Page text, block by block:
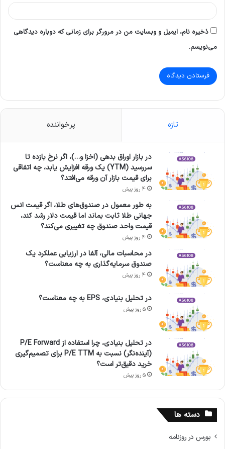
ذخیره نام، ایمیل و وبسایت من در مرورگر برای زمانی که دوباره دیدگاهی
می‌نویسم.
تازه پرخواننده
در بازار اوراق بدهی (اخزا و…)، اگر نرخ بازده تا
سررسید (YTM) یک ورقه افزایش یابد، چه اتفاقی
برای قیمت بازار آن ورقه می‌افتد؟
4 روز پیش
به طور معمول در صندوق‌های طلا، اگر قیمت انس
جهانی طلا ثابت بماند اما قیمت دلار رشد کند،
قیمت واحد صندوق چه تغییری می‌کند؟
4 روز پیش
در محاسبات مالی، آلفا در ارزیابی عملکرد یک
صندوق سرمایه‌گذاری به چه معناست؟
4 روز پیش
در تحلیل بنیادی، EPS به چه معناست؟
5 روز پیش
در تحلیل بنیادی، چرا استفاده از P/E Forward
(آینده‌نگر) نسبت به P/E TTM برای تصمیم‌گیری
خرید دقیق‌تر است؟
5 روز پیش
دسته ها
بورس در روزنامه